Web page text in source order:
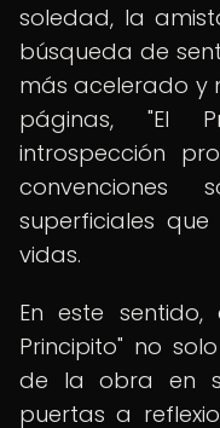
soledad, la
búsqueda de
más acelerado y
páginas, "El
introspección
superficiales
vidas.
En este sentido,
Principito" no
de la obra en
puertas a